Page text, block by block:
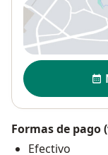
Disponibilidad
Formas de pago
Efectivo